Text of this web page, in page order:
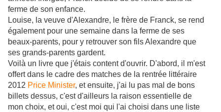
ferme de son enfance.
Louise, la veuve d'Alexandre, le frère de Franck, se rend
également pour une semaine dans la ferme de ses
beaux-parents, pour y retrouver son fils Alexandre que
ses grands-parents gardent.
Voilà un livre que j'étais content d'ouvrir. D'abord, il m'est
offert dans le cadre des matches de la rentrée littéraire
2012 Price Minister, et ensuite, j'ai lu pas mal de bons
billets dessus, c'est d'ailleurs la raison essentielle de
mon choix, et oui, c'est moi qui l'ai choisi dans une liste